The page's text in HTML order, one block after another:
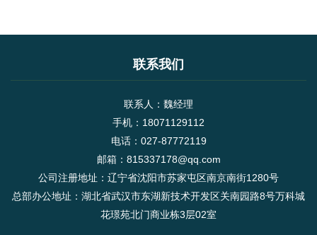
联系我们
联系人：魏经理
手机：18071129112
电话：027-87772119
邮箱：815337178@qq.com
公司注册地址：辽宁省沈阳市苏家屯区南京南街1280号
总部办公地址：湖北省武汉市东湖新技术开发区关南园路8号万科城
花璟苑北门商业栋3层02室